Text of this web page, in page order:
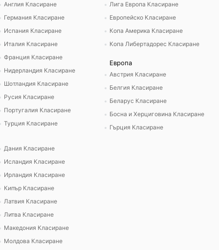
Англия Класиране
Германия Класиране
Испания Класиране
Италия Класиране
Франция Класиране
Нидерландия Класиране
Шотландия Класиране
Русия Класиране
Португалия Класиране
Турция Класиране
Лига Европа Класиране
Европейско Класиране
Копа Америка Класиране
Копа Либертадорес Класиране
Европа
Австрия Класиране
Белгия Класиране
Беларус Класиране
Босна и Херциговина Класиране
Гърция Класиране
Дания Класиране
Исландия Класиране
Ирландия Класиране
Кипър Класиране
Латвия Класиране
Литва Класиране
Македония Класиране
Молдова Класиране